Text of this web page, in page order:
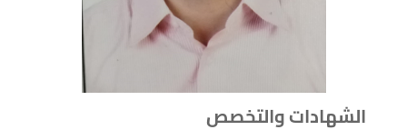
الشهادات والتخصص